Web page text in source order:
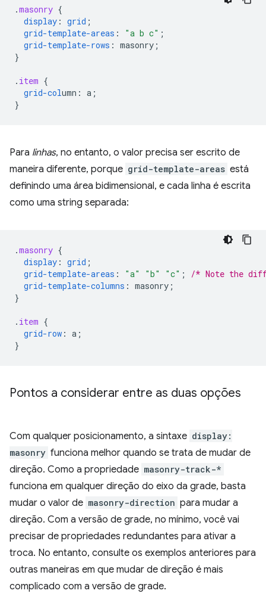
.masonry {
display : grid ;
grid-template-areas : "a b c" ;
grid-template-rows : masonry ;
}
. item {
grid-column : a ;
}
Para linhas, no entanto, o valor precisa ser escrito de
maneira diferente, porque grid-template-areas está
definindo uma área bidimensional, e cada linha é escrita
como uma string separada:
.masonry {
display : grid ;
grid-template-areas : "a" "b" "c" ;
/* Note the
grid-template-columns : masonry ;
}
. item {
grid-row : a ;
}
Pontos a considerar entre as duas opções
Com qualquer posicionamento, a sintaxe display:
masonry funciona melhor quando se trata de mudar de
direção. Como a propriedade masonry-track-*
funciona em qualquer direção do eixo da grade, basta
mudar o valor de masonry-direction para mudar a
direção. Com a versão de grade, no mínimo, você vai
precisar de propriedades redundantes para ativar a
troca. No entanto, consulte os exemplos anteriores para
outras maneiras em que mudar de direção é mais
complicado com a versão de grade.